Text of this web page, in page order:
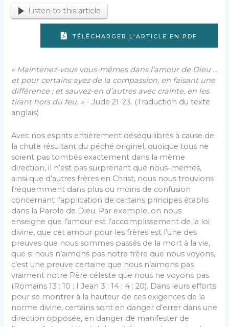
Listen to this article
TÉLÉCHARGER L'ARTICLE EN PDF
« Maintenez-vous vous-mêmes dans l’amour de Dieu …
et pour certains ayez de la compassion, en faisant une
différence ; et sauvez-en d’autres avec crainte, en les
tirant hors du feu. » – Jude 21-23. (Traduction du texte
anglais)
Avec nos esprits entièrement déséquilibrés à cause de
la chute résultant du péché originel, quoique tous ne
soient pas tombés exactement dans la même
direction, il n’est pas surprenant que nous-mêmes,
ainsi que d’autres frères en Christ, nous nous trouvions
fréquemment dans plus ou moins de confusion
concernant l’application de certains principes établis
dans la Parole de Dieu. Par exemple, on nous
enseigne que l’amour est l’accomplissement de la loi
divine, que cet amour pour les frères est l’une des
preuves que nous sommes passés de la mort à la vie,
que si nous n’aimons pas notre frère que nous voyons,
c’est une preuve certaine que nous n’aimons pas
vraiment notre Père céleste que nous ne voyons pas
(Romains 13 : 10 ; I Jean 3 : 14 ; 4 : 20). Dans leurs efforts
pour se montrer à la hauteur de ces exigences de la
norme divine, certains sont en danger d’errer dans une
direction opposée, en danger de manifester de